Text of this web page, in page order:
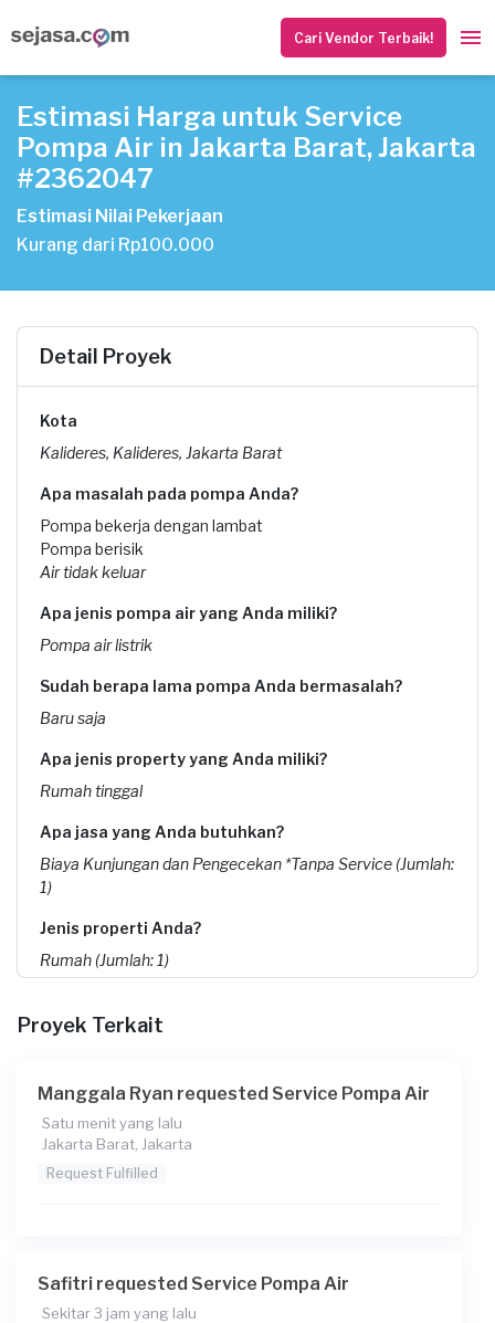
Cari Vendor Terbaik!
Estimasi Harga untuk Service
Pompa Air in Jakarta Barat, Jakarta
#2362047
Estimasi Nilai Pekerjaan
Kurang dari Rp100.000
Detail Proyek
Kota
Kalideres, Kalideres, Jakarta Barat
Apa masalah pada pompa Anda?
Pompa bekerja dengan lambat
Pompa berisik
Air tidak keluar
Apa jenis pompa air yang Anda miliki?
Pompa air listrik
Sudah berapa lama pompa Anda bermasalah?
Baru saja
Apa jenis property yang Anda miliki?
Rumah tinggal
Apa jasa yang Anda butuhkan?
Biaya Kunjungan dan Pengecekan *Tanpa Service (Jumlah:
1)
Jenis properti Anda?
Rumah (Jumlah: 1)
28-05-2025
11:00
Berapa budget total untuk layanan ini?
Rp75.000 + Rp11.000 (biaya layanan) + Rp3.850 (biaya
Mohon di cek kebutuhan servicenya
Proyek Terkait
Manggala Ryan requested Service Pompa Air
Satu menit yang lalu
Jakarta Barat, Jakarta
Request Fulfilled
Safitri requested Service Pompa Air
Sekitar 3 jam yang lalu